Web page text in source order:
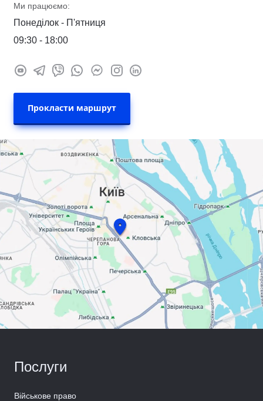
Ми працюємо:
Понеділок - П'ятниця
09:30 - 18:00
Прокласти маршрут
Послуги
Військове право